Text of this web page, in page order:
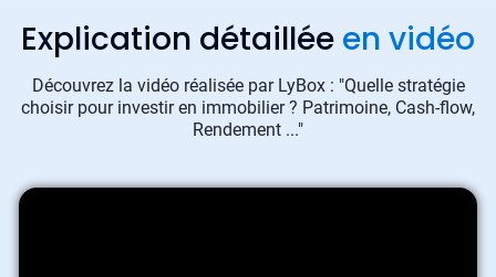
Explication détaillée en vidéo
Découvrez la vidéo réalisée par LyBox : "Quelle stratégie
choisir pour investir en immobilier ? Patrimoine, Cash-flow,
Rendement ..."